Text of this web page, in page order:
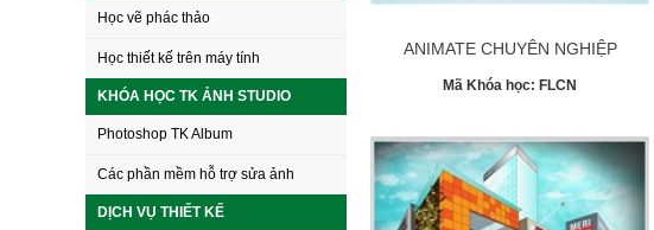
Học vẽ phác thảo
Học thiết kế trên máy tính
KHÓA HỌC TK ẢNH STUDIO
Photoshop TK Album
Các phần mềm hỗ trợ sửa ảnh
DỊCH VỤ THIẾT KẾ
ANIMATE CHUYÊN NGHIỆP
Mã Khóa học: FLCN